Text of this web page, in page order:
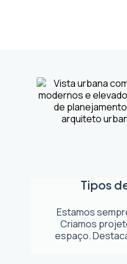
Tipos
Estamos
Criamos
espaço.